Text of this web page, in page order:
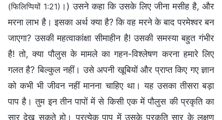
(फिलिप्पियों 1:21) ।) उसने कहा कि उसके लिए जीना मसीह है, और
मरना लाभ है। इसका अर्थ क्या है? कि वह मरने के बाद परमेश्वर बन
जाएगा? उसकी महत्वाकांक्षा सीमाहीन है! उसकी समस्या बहुत गंभीर
है! तो, क्या पौलुस के मामले का गहन-विश्लेषण करना हमारे लिए
गलत है? बिल्कुल नहीं। उसे अपनी खूबियों और प्राप्त किए गए ज्ञान
को कभी भी जीवन नहीं मानना चाहिए था। यह उसका तीसरा बड़ा
पाप है। तुम इन तीन पापों में से किसी एक में पौलुस की प्रकृति का
सार देख सकते हो। प्रत्येक पाप में उसके प्रकृति सार के लक्षण